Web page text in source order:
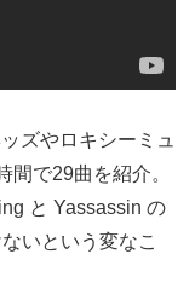
ズやロキシーミュ
間で29曲を紹介。
と Yassassin の
いという変なこ